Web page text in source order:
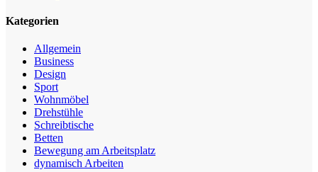
Kategorien
Allgemein
Business
Design
Sport
Wohnmöbel
Drehstühle
Schreibtische
Betten
Bewegung am Arbeitsplatz
dynamisch Arbeiten